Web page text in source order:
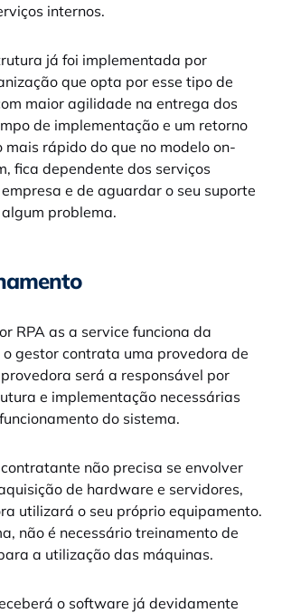
internos.
já foi implementada por
que opta por esse tipo de
maior agilidade na entrega dos
de implementação e um retorno
mais rápido do que no modelo on-
fica dependente dos serviços
e de aguardar o seu suporte
problema.
RPA as a service funciona da
gestor contrata uma provedora de
será a responsável por
e implementação necessárias
do sistema.
não precisa se envolver
de hardware e servidores,
utilizará o seu próprio equipamento.
não é necessário treinamento de
a utilização das máquinas.
o software já devidamente